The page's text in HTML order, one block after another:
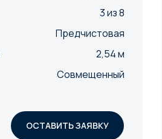
3 из 8
Предчистовая
2,54 м
Совмещенный
ОСТАВИТЬ ЗАЯВКУ